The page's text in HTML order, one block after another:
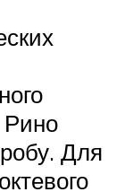
Рино
Для